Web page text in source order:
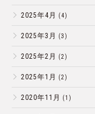
2025年4月 (4)
2025年3月 (3)
2025年2月 (2)
2025年1月 (2)
2020年11月 (1)